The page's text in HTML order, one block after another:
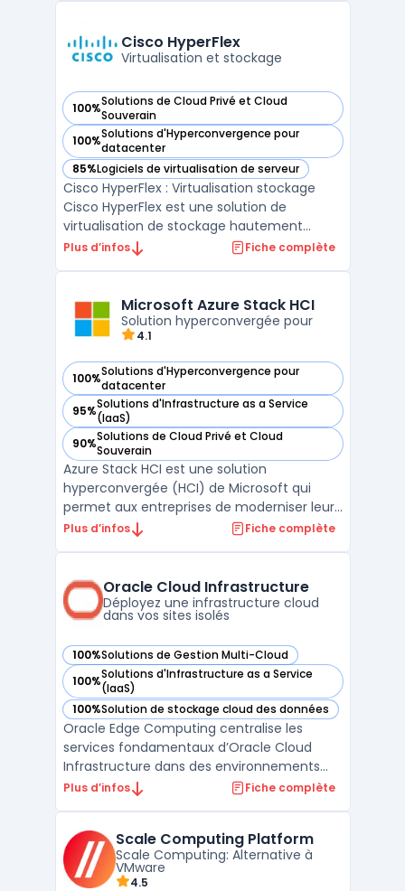
tâches récurrentes et de faciliter le
déploiement ...Cisco HyperFlex
Virtualisation et stockage
100%Solutions de Cloud Privé et Cloud
Souverain
— voir Cisco HyperFlex dans cette catégorie
100%Solutions d'Hyperconvergence pour
datacenter
— voir Cisco HyperFlex dans cette catégorie
85%Logiciels de virtualisation de serveur
— voir Cisco HyperFlex dans cette catégorie
Cisco HyperFlex : Virtualisation stockage
Cisco HyperFlex est une solution de
virtualisation de stockage hautement
performante et évolutive. Elle permet une
la demande. Grâce à sa technologie
innovante, Cisco HyperF ...
Plus d’infos Fiche complète
Microsoft Azure Stack HCI
Solution hyperconvergée pour
4.1
100%Solutions d'Hyperconvergence pour
datacenter
— voir Microsoft Azure Stack HCI dans cette catégorie
95%Solutions d'Infrastructure as a Service
(IaaS)
— voir Microsoft Azure Stack HCI dans cette catégorie
90%Solutions de Cloud Privé et Cloud
Souverain
— voir Microsoft Azure Stack HCI dans cette catégorie
Azure Stack HCI est une solution
hyperconvergée (HCI) de Microsoft qui
permet aux entreprises de moderniser leur
infrastructure de centres de données tout
capacités de virtualisation, de stockage et
de mise en résea ...
Plus d’infos Fiche complète
Oracle Cloud Infrastructure
Déployez une infrastructure cloud
dans vos sites isolés
100%Solutions de Gestion Multi-Cloud
— voir Oracle Cloud Infrastructure dans cette catégorie
100%Solutions d'Infrastructure as a Service
(IaaS)
— voir Oracle Cloud Infrastructure dans cette catégorie
100%Solution de stockage cloud des données
— voir Oracle Cloud Infrastructure dans cette catégorie
Oracle Edge Computing centralise les
services fondamentaux d’Oracle Cloud
Infrastructure dans des environnements
distribués, sur site ou isolés. Les entreprises
renforcées disposent d'une solution pour
traiter leu ...
Plus d’infos Fiche complète
Scale Computing Platform
Scale Computing: Alternative à
VMware
4.5